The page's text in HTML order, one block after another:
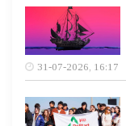
31-07-2026, 16:17